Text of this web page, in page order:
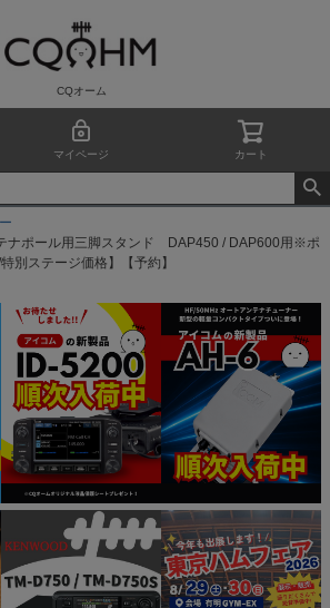
CQオーム
マイページ カート
ナポール用三脚スタンド DAP450 / DAP600用※ポ
別ステージ価格】【予約】